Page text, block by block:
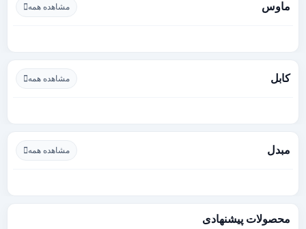
ماوس مشاهده همه
کابل مشاهده همه
مبدل مشاهده همه
محصولات پیشنهادی